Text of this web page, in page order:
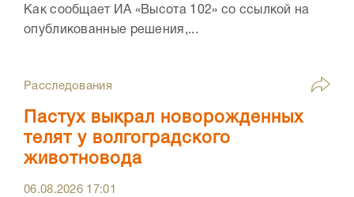
Как сообщает ИА «Высота 102» со ссылкой на
опубликованные решения,...
Расследования
Пастух выкрал новорожденных
телят у волгоградского
животновода
06.08.2026 17:01